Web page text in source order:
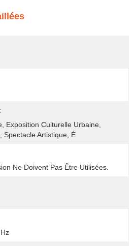
Exposition Culturelle Urbaine,
Spectacle Artistique, É
Ne Doivent Pas Être Utilisées.